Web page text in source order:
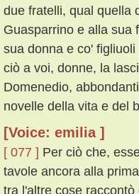
due fratelli, qual quella
Guasparrino e alla sua
sua donna e co'
ciò a voi, donne, la
Domenedio,
novelle della vita e del
[Voice: emilia ]
[ 077 ] Per ciò che,
tavole ancora alla
tra l'altre cose